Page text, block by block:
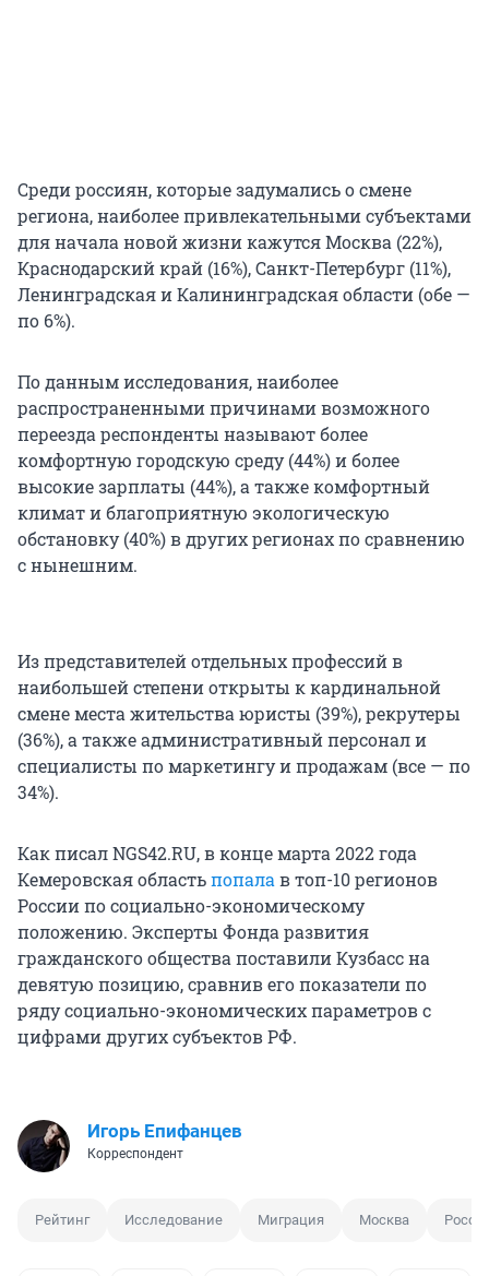
Среди россиян, которые задумались о смене
региона, наиболее привлекательными субъектами
для начала новой жизни кажутся Москва (22%),
Краснодарский край (16%), Санкт-Петербург (11%),
Ленинградская и Калининградская области (обе —
по 6%).
По данным исследования, наиболее
распространенными причинами возможного
переезда респонденты называют более
комфортную городскую среду (44%) и более
высокие зарплаты (44%), а также комфортный
климат и благоприятную экологическую
обстановку (40%) в других регионах по сравнению
с нынешним.
Из представителей отдельных профессий в
наибольшей степени открыты к кардинальной
смене места жительства юристы (39%), рекрутеры
(36%), а также административный персонал и
специалисты по маркетингу и продажам (все — по
34%).
Как писал NGS42.RU, в конце марта 2022 года
Кемеровская областьпопалав топ-10 регионов
России по социально-экономическому
положению. Эксперты Фонда развития
гражданского общества поставили Кузбасс на
девятую позицию, сравнив его показатели по
ряду социально-экономических параметров с
цифрами других субъектов РФ.
Игорь Епифанцев
Корреспондент
Рейтинг Исследование Миграция Москва